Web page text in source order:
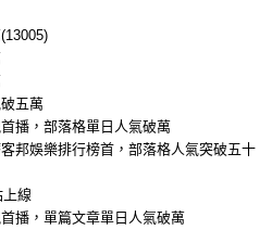
五萬
播，部落格單日人氣破萬
邦娛樂排行榜首，部落格人氣突破五十
線
播，單篇文章單日人氣破萬